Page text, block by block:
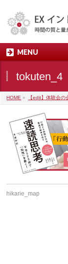
MENU
tokuten_4
HOME » 【edit】体験会の
hikarie_map